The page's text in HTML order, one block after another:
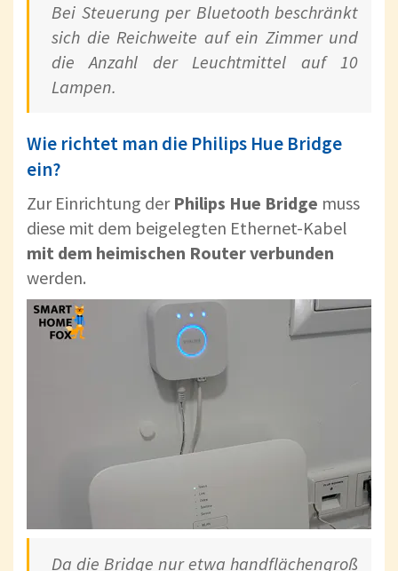
Bei Steuerung per Bluetooth beschränkt
sich die Reichweite auf ein Zimmer und
die Anzahl der Leuchtmittel auf 10
Lampen.
Wie richtet man die Philips Hue Bridge
ein?
Zur Einrichtung der Philips Hue Bridge muss
diese mit dem beigelegten Ethernet-Kabel
mit dem heimischen Router verbunden
werden.
Da die Bridge nur etwa handflächengroß